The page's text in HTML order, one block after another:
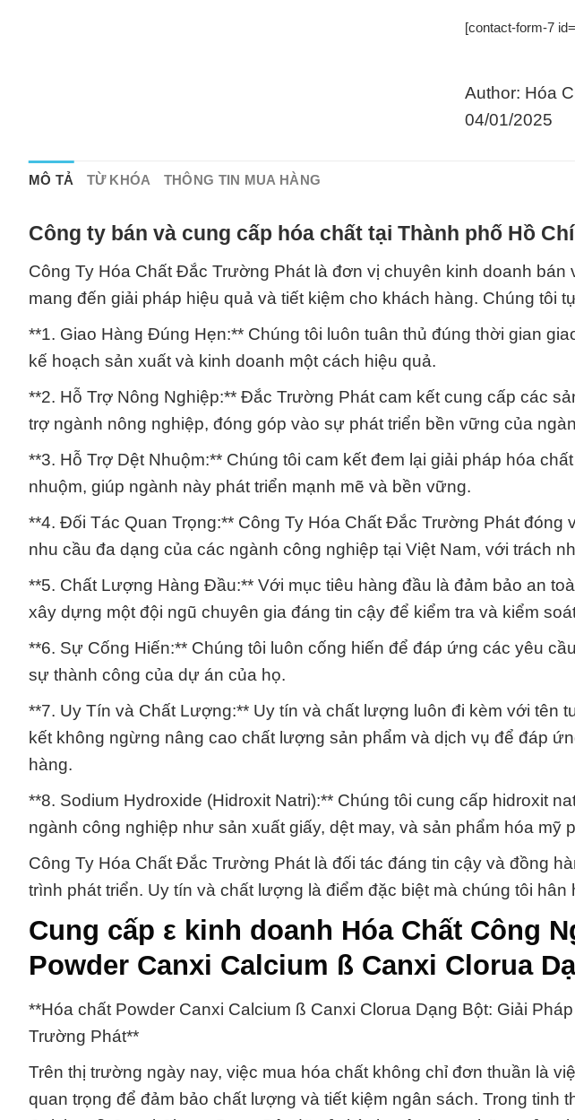
[contact-form-7
Author: Hóa
04/01/2025
MÔ TẢ TỪ KHÓA THÔNG TIN MUA HÀNG
Công ty bán và cung cấp hóa chất tại Thành phố Hồ
Công Ty Hóa Chất Đắc Trường Phát là đơn vị chuyên kinh doanh bán
mang đến giải pháp hiệu quả và tiết kiệm cho khách hàng. Chúng tôi
**1. Giao Hàng Đúng Hẹn:** Chúng tôi luôn tuân thủ đúng thời gian
kế hoạch sản xuất và kinh doanh một cách hiệu quả.
**2. Hỗ Trợ Nông Nghiệp:** Đắc Trường Phát cam kết cung cấp các
trợ ngành nông nghiệp, đóng góp vào sự phát triển bền vững của
**3. Hỗ Trợ Dệt Nhuộm:** Chúng tôi cam kết đem lại giải pháp hóa
nhuộm, giúp ngành này phát triển mạnh mẽ và bền vững.
**4. Đối Tác Quan Trọng:** Công Ty Hóa Chất Đắc Trường Phát đóng
nhu cầu đa dạng của các ngành công nghiệp tại Việt Nam, với trách
**5. Chất Lượng Hàng Đầu:** Với mục tiêu hàng đầu là đảm bảo an
xây dựng một đội ngũ chuyên gia đáng tin cậy để kiểm tra và kiểm
**6. Sự Cống Hiến:** Chúng tôi luôn cống hiến để đáp ứng các yêu
sự thành công của dự án của họ.
**7. Uy Tín và Chất Lượng:** Uy tín và chất lượng luôn đi kèm với tên
kết không ngừng nâng cao chất lượng sản phẩm và dịch vụ để đáp
hàng.
**8. Sodium Hydroxide (Hidroxit Natri):** Chúng tôi cung cấp hidroxit
ngành công nghiệp như sản xuất giấy, dệt may, và sản phẩm hóa mỹ
Công Ty Hóa Chất Đắc Trường Phát là đối tác đáng tin cậy và đồng
trình phát triển. Uy tín và chất lượng là điểm đặc biệt mà chúng tôi
Cung cấp ε kinh doanh Hóa Chất Công
Powder Canxi Calcium ß Canxi Clorua
**Hóa chất Powder Canxi Calcium ß Canxi Clorua Dạng Bột: Giải
Trường Phát**
Trên thị trường ngày nay, việc mua hóa chất không chỉ đơn thuần là
quan trọng để đảm bảo chất lượng và tiết kiệm ngân sách. Trong tinh